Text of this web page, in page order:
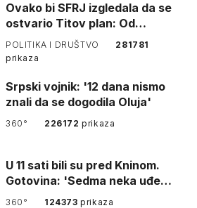
Ovako bi SFRJ izgledala da se
ostvario Titov plan: Od
Klagenfurta do Istanbula!
POLITIKA I DRUŠTVO
281781
prikaza
Srpski vojnik: '12 dana nismo
znali da se dogodila Oluja'
360° 226172prikaza
U 11 sati bili su pred Kninom.
Gotovina: 'Sedma neka uđe,
4. gardijska neka g…
360° 124373prikaza